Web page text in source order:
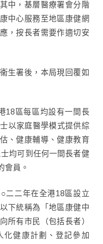
中，基層醫療署會分階
中心服務至地區康健網
，按長者需要作適切安
生署後，本局現回覆如
18區每區均設有一間長
以家庭醫學模式提供綜
、健康輔導、健康教育
均可到任何一間長者健
會員。
二二年在全港18區設立
下統稱為「地區康健中
所有市民（包括長者）
化健康計劃、登記參加